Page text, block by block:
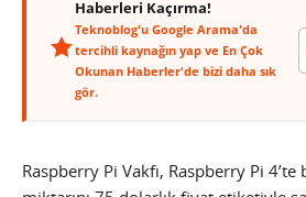
Haberleri Kaçırma!
Teknoblog'u Google Arama'da
tercihli kaynağın yap ve En Çok
Okunan Haberler'de bizi daha sık
gör.
Raspberry Pi Vakfı, Raspberry Pi 4’te